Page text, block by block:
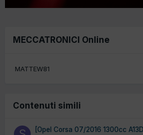
MECCATRONICI Online
MATTEW81
Contenuti simili
[Opel Corsa 07/2016 1300cc